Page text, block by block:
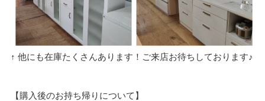
↑ 他にも在庫たくさんあります！ご来店お待ちしております♪
【購入後のお持ち帰りについて】